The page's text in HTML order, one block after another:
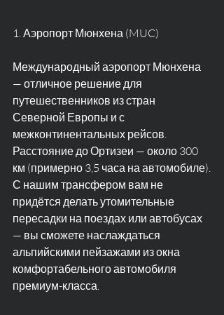
1. Аэропорт Мюнхена (MUC)
Международный аэропорт Мюнхена
— отличное решение для
путешественников из стран
Северной Европы и с
межконтинентальных рейсов.
Расстояние до Ортизеи — около 300
км (примерно 3,5 часа на автомобиле).
С нашим трансфером вам не
придётся делать утомительные
пересадки на поездах или автобусах
— вы сможете наслаждаться
альпийскими пейзажами из окна
комфортабельного автомобиля
премиум-класса.